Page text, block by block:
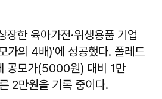
장한 육아가전·위생용품 기업
가의 4배)'에 성공했다. 폴레드
공모가(5000원) 대비 1만
2만원을 기록 중이다.